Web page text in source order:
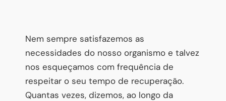
Nem sempre satisfazemos as
necessidades do nosso organismo e talvez
nos esqueçamos com frequência de
respeitar o seu tempo de recuperação.
Quantas vezes, dizemos, ao longo da